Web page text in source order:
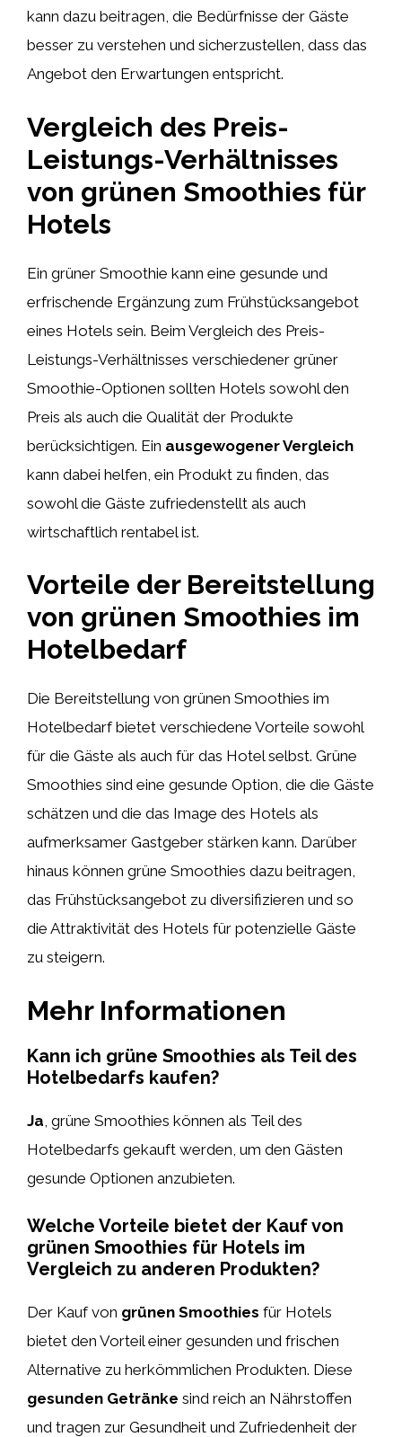
kann dazu beitragen, die Bedürfnisse der Gäste
besser zu verstehen und sicherzustellen, dass das
Angebot den Erwartungen entspricht.
Vergleich des Preis-
Leistungs-Verhältnisses
von grünen Smoothies für
Hotels
Ein grüner Smoothie kann eine gesunde und
erfrischende Ergänzung zum Frühstücksangebot
eines Hotels sein. Beim Vergleich des Preis-
Leistungs-Verhältnisses verschiedener grüner
Smoothie-Optionen sollten Hotels sowohl den
Preis als auch die Qualität der Produkte
berücksichtigen. Ein ausgewogener Vergleich
kann dabei helfen, ein Produkt zu finden, das
sowohl die Gäste zufriedenstellt als auch
wirtschaftlich rentabel ist.
Vorteile der Bereitstellung
von grünen Smoothies im
Hotelbedarf
Die Bereitstellung von grünen Smoothies im
Hotelbedarf bietet verschiedene Vorteile sowohl
für die Gäste als auch für das Hotel selbst. Grüne
Smoothies sind eine gesunde Option, die die Gäste
schätzen und die das Image des Hotels als
aufmerksamer Gastgeber stärken kann. Darüber
hinaus können grüne Smoothies dazu beitragen,
das Frühstücksangebot zu diversifizieren und so
die Attraktivität des Hotels für potenzielle Gäste
zu steigern.
Mehr Informationen
Kann ich grüne Smoothies als Teil des
Hotelbedarfs kaufen?
Ja , grüne Smoothies können als Teil des
Hotelbedarfs gekauft werden, um den Gästen
gesunde Optionen anzubieten.
Welche Vorteile bietet der Kauf von
grünen Smoothies für Hotels im
Vergleich zu anderen Produkten?
Der Kauf von grünen Smoothies für Hotels
bietet den Vorteil einer gesunden und frischen
Alternative zu herkömmlichen Produkten. Diese
gesunden Getränke sind reich an Nährstoffen
und tragen zur Gesundheit und Zufriedenheit der